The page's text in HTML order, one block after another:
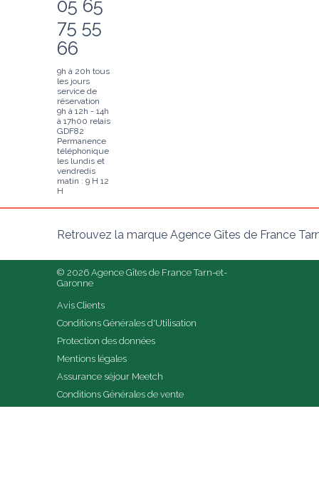
05 65
75 55
66
9h à 20h tous
les jours
service de
réservation
9h à 12h - 14h
à 17h00 relais
GDF82
Permanence
téléphonique
les lundis et
vendredis
matin : 9 H 12
H
Retrouvez la marque Agence Gîtes de France
© 2026 Agence Gîtes de France Tarn-et-
Garonne
Avis Clients
Conditions Générales d'Utilisation
Protection des données
Mentions légales
Assurance séjour Meetch
Conditions Générales de vente